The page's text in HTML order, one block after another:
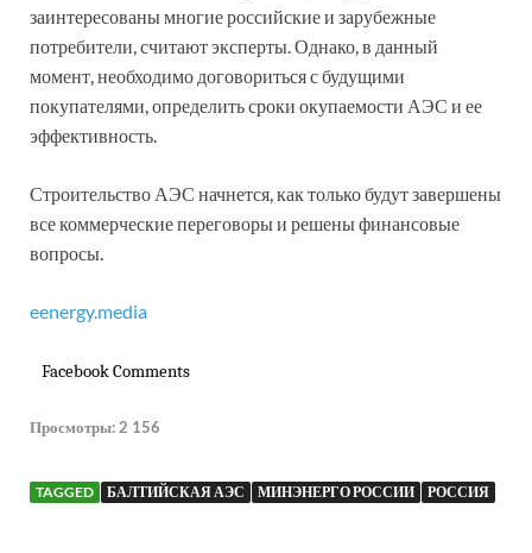
заинтересованы многие российские и зарубежные
потребители, считают эксперты. Однако, в данный
момент, необходимо договориться с будущими
покупателями, определить сроки окупаемости АЭС и ее
эффективность.
Строительство АЭС начнется, как только будут завершены
все коммерческие переговоры и решены финансовые
вопросы.
eenergy.media
Facebook Comments
Просмотры: 2 156
TAGGED БАЛТИЙСКАЯ АЭС МИНЭНЕРГО РОССИИ РОССИЯ